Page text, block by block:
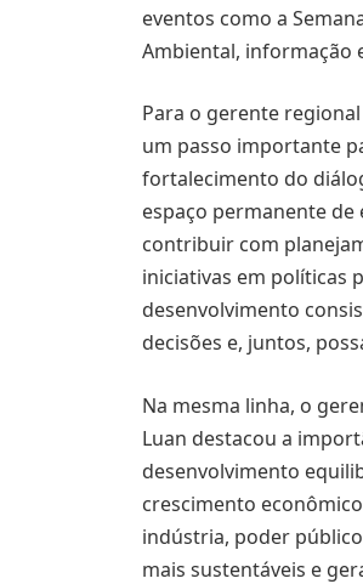
eventos como a
Ambiental, informação
Para o gerente
um passo importante
fortalecimento do
espaço permanente
contribuir com
iniciativas em políticas
desenvolvimento
decisões e, juntos,
Na mesma linha, o
Luan destacou a
desenvolvimento
crescimento
indústria, poder
mais sustentáveis e